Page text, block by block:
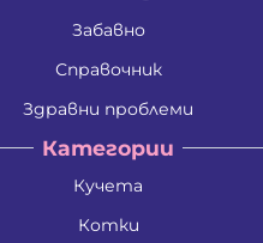
Забавно
Справочник
Здравни проблеми
Категории
Кучета
Котки